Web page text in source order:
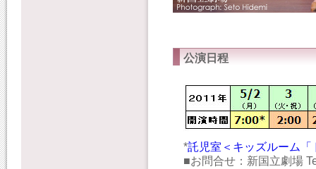
公演日程
*託児室＜キッズルーム「
■お問合せ：新国立劇場